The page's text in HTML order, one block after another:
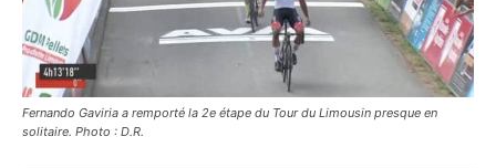
Fernando Gaviria a remporté la 2e étape du Tour du Limousin presque en
solitaire. Photo : D.R.